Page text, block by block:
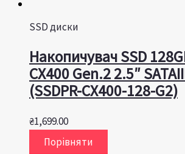
SSD диски
Накопичувач SSD
CX400 Gen.2 2.5″
(SSDPR-CX400-128-G2)
₴1,699.00
Порівняти